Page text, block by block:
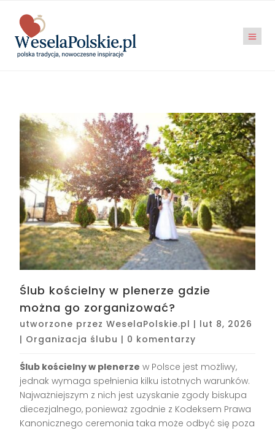
Ślub kościelny w plenerze gdzie
można go zorganizować?
utworzone przezWeselaPolskie.pl | lut 8, 2026
| Organizacja ślubu | 0 komentarzy
Ślub kościelny w plenerze w Polsce jest możliwy,
jednak wymaga spełnienia kilku istotnych warunków.
Najważniejszym z nich jest uzyskanie zgody biskupa
diecezjalnego, ponieważ zgodnie z Kodeksem Prawa
Kanonicznego ceremonia taka może odbyć się poza